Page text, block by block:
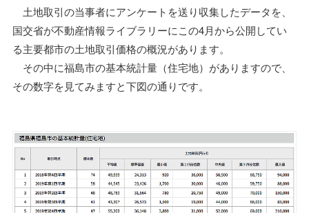
土地取引の当事者にアンケートを送り収集したデータを、
国交省が不動産情報ライブラリーにこの4月から公開してい
る主要都市の土地取引価格の概況があります。
その中に福島市の基本統計量（住宅地）がありますので、
その数字を見てみますと下図の通りです。